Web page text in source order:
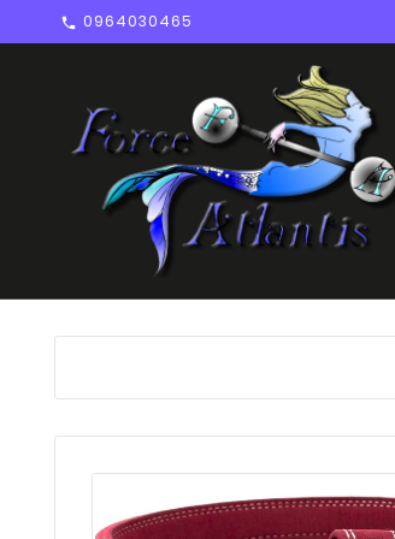
 0964030465